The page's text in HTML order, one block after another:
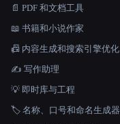
📄 PDF 和文档工具
📖 书籍和小说作家
📠 内容生成和搜索引擎优化
✍️ 写作助理
💡 即时库与工程
🏷️ 名称、口号和命名生成器